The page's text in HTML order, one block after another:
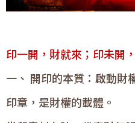
印一開，財就來；印未開
一、 開印的本質：啟動財
印章，是財權的載體。